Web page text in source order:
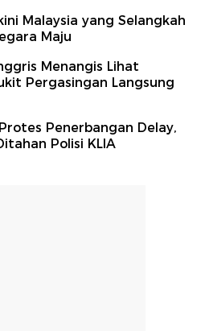
Malaysia yang Selangkah
Maju
Menangis Lihat
Pergasingan Langsung
Penerbangan Delay,
Polisi KLIA